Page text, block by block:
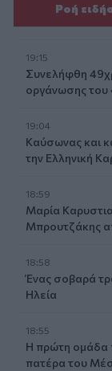
Ροή
19:15
Συνελήφθη
οργάνωσης του
19:04
Καύσωνας και
την Ελληνική
18:59
Μαρία
Μπρουτζάκης
18:58
Ένας σοβαρά
Ηλεία
18:55
Η πρώτη ομάδα
πατέρα του